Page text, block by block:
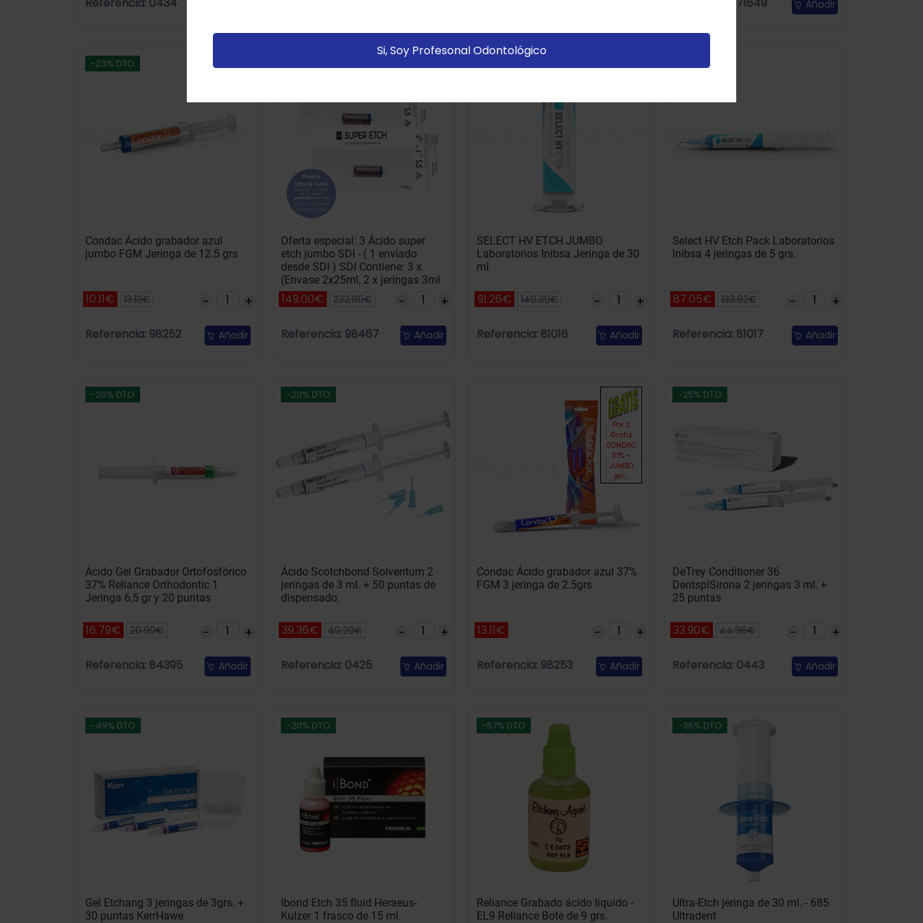
Añadir
-23% DTO
Condac Ácido grabador azul
jumbo FGM Jeringa de 12.5 grs
10.11€ 13.13€
Referencia: 98252 Añadir
Oferta especial: 3 Ácido super
etch jumbo SDI - ( 1 enviado
desde SDI ) SDI Contiene: 3 x
(Envase 2x25ml, 2 x jeringas 3ml
vacías, 1 adaptador, 50
aplicadores
149.00€ 232.80€
Referencia: 98467 Añadir
SELECT HV ETCH JUMBO
Laboratorios Inibsa Jeringa de 30
ml.
91.26€ 140.39€
Referencia: 81016 Añadir
-35% DTO
Select HV Etch Pack Laboratorios
Inibsa 4 jeringas de 5 grs.
87.05€ 133.92€
Referencia: 81017 Añadir
-20% DTO
Ácido Gel Grabador Ortofosfórico
37% Reliance Orthodontic 1
Jeringa 6,5 gr y 20 puntas
16.79€ 20.99€
Referencia: 84395 Añadir
-20% DTO
Ácido Scotchbond Solventum 2
jeringas de 3 ml. + 50 puntas de
dispensado.
39.36€ 49.20€
Referencia: 0425 Añadir
Por 3
Gratis
CONDAC
37% -
JUMBO
jeri...
Condac Ácido grabador azul 37%
FGM 3 jeringa de 2.5grs
13.11€
Referencia: 98253 Añadir
-25% DTO
DeTrey Conditioner 36
DentsplSirona 2 jeringas 3 ml. +
25 puntas
33.90€ 44.96€
Referencia: 0443 Añadir
-49% DTO
Gel Etchang 3 jeringas de 3grs. +
30 puntas KerrHawe
-20% DTO
Ibond Etch 35 fluid Heraeus-
Kulzer 1 frasco de 15 ml.
-57% DTO
Reliance Grabado ácido líquido -
EL9 Reliance Bote de 9 grs.
-36% DTO
Ultra-Etch jeringa de 30 ml. - 685
Ultradent
vistitadas).Política de cookies
Si, Soy Profesonal Odontológico